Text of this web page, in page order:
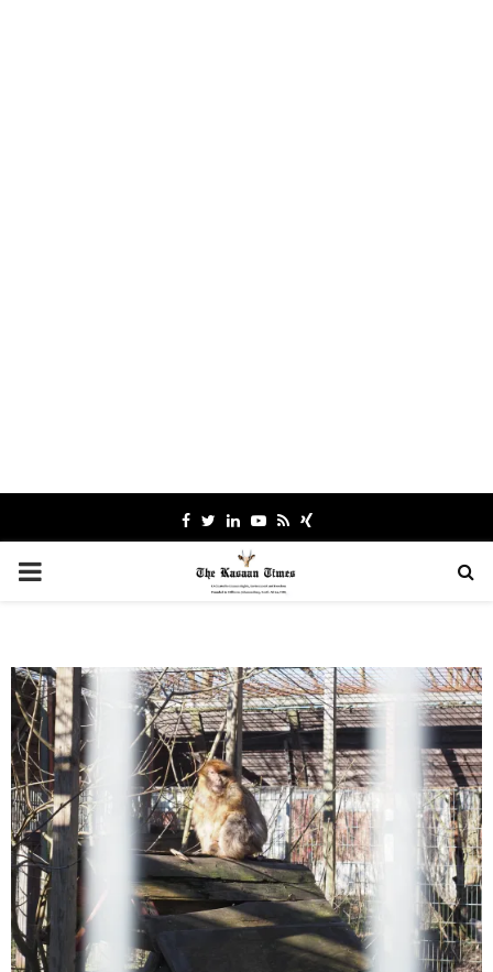
Facebook
TwitterLinkedinYoutube
RssXing
PRIMARY